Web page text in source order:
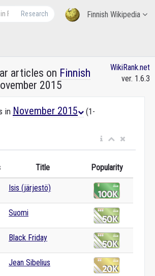
Finnish Wikipedia
Research
articles on Finnish
2015
WikiRank.net
ver. 1.6.3
in November 2015
(1-
Title Popularity
Isis (järjestö)
Suomi
Black Friday
Jean Sibelius